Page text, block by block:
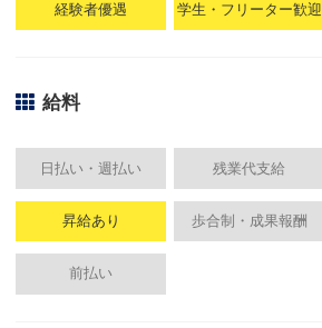
経験者優遇 学生・フリーター歓迎
給料
日払い・週払い 残業代支給
昇給あり 歩合制・成果報酬
前払い